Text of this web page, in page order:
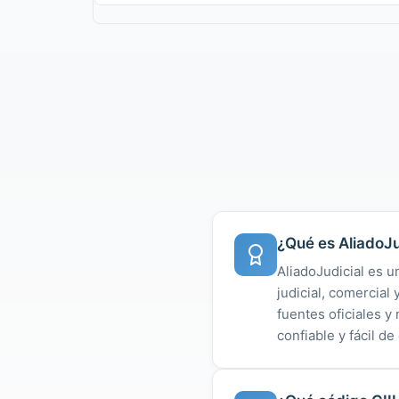
¿Qué es
AliadoJudicial es
judicial, comercial
fuentes oficiales y
confiable y fácil de